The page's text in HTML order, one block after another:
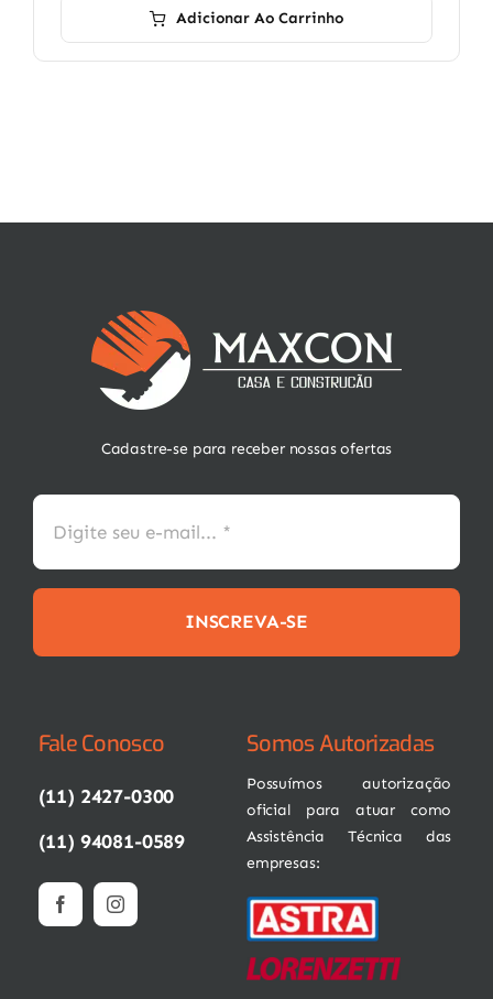
Adicionar Ao Carrinho
Cadastre-se para receber nossas ofertas
INSCREVA-SE
Fale Conosco
(11) 2427-0300
(11) 94081-0589
Somos Autorizadas
Possuímos autorização
oficial para atuar como
Assistência Técnica das
empresas: